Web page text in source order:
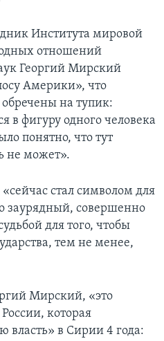
Института мировой
отношений
Георгий Мирский
Америки», что
на тупик:
в фигуру одного человека
понятно, что тут
не может».
стал символом для
заурядный, совершенно
для того, чтобы
тем не менее,
Мирский, «это
которая
власть» в Сирии 4 года: